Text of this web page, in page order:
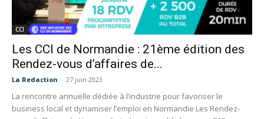
CCI
Les CCI de Normandie : 21ème édition des
Rendez-vous d’affaires de...
La Redaction - 27 juin 2023
La rencontre annuelle dédiée à l’industrie pour favoriser le
business local et dynamiser l’emploi en Normandie Les Rendez-